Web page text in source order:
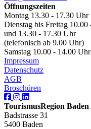
Öffnungszeiten
Montag 13.30 - 17.30 Uhr
Dienstag bis Freitag
und 13.30 - 17.30 Uhr
(telefonisch ab 9.00 Uhr)
Samstag 10.00 - 14.00 Uhr
Impressum
Datenschutz
AGB
Broschüren
TourismusRegion Baden
Badstrasse 31
5400 Baden